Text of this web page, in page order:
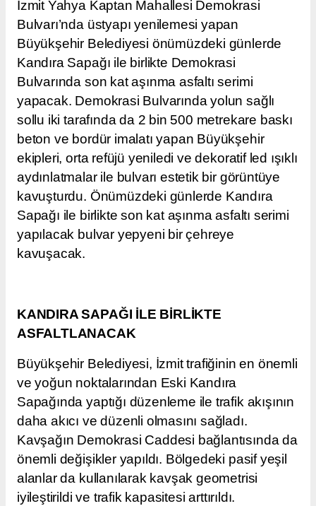
İzmit Yahya Kaptan Mahallesi Demokrasi
Bulvarı’nda üstyapı yenilemesi yapan
Büyükşehir Belediyesi önümüzdeki günlerde
Kandıra Sapağı ile birlikte Demokrasi
Bulvarında son kat aşınma asfaltı serimi
yapacak. Demokrasi Bulvarında yolun sağlı
sollu iki tarafında da 2 bin 500 metrekare baskı
beton ve bordür imalatı yapan Büyükşehir
ekipleri, orta refüjü yeniledi ve dekoratif led ışıklı
aydınlatmalar ile bulvarı estetik bir görüntüye
kavuşturdu. Önümüzdeki günlerde Kandıra
Sapağı ile birlikte son kat aşınma asfaltı serimi
yapılacak bulvar yepyeni bir çehreye
kavuşacak.
KANDIRA SAPAĞI İLE BİRLİKTE
ASFALTLANACAK
Büyükşehir Belediyesi, İzmit trafiğinin en önemli
ve yoğun noktalarından Eski Kandıra
Sapağında yaptığı düzenleme ile trafik akışının
daha akıcı ve düzenli olmasını sağladı.
Kavşağın Demokrasi Caddesi bağlantısında da
önemli değişikler yapıldı. Bölgedeki pasif yeşil
alanlar da kullanılarak kavşak geometrisi
iyileştirildi ve trafik kapasitesi arttırıldı.